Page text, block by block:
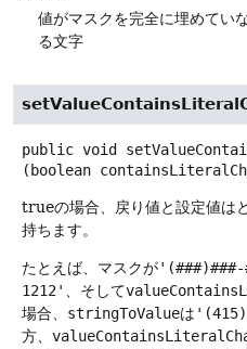
値がマスクを完全に埋めてい
る文字
public void
(boolean
trueの場合、戻り値と設定値は
持ちます。
たとえば、マスクが'(###)###-
1212' 、そして
場合、 stringToValueは
方、